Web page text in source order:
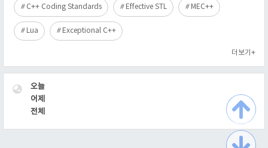
C++ Coding Standards Effective STL MEC++
Lua Exceptional C++
더보기+
VISITOR
오늘
어제
전체